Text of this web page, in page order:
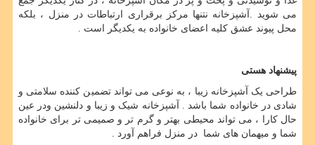
می شوید .آشپزخانه نتنها مرکز برقراری ارتباطات در منزل ، بلکه
محل پیوند عشق کلیه اعضای خانواده به یکدیگر است .
پیشنهاد هستی
طراحی یک آشپزخانه زیبا ، به نوعی می تواند تضمین کننده سلامتی و
شادی در خانواده شما باشد . آشپزخانه شیک و زیبا و دلنشین ودر عین
حال کارا ، می تواند محیطی بهتر و گرم تر و صمیمی تر برای خانواده
شما و میهمان های شما در منزل فراهم آورد .